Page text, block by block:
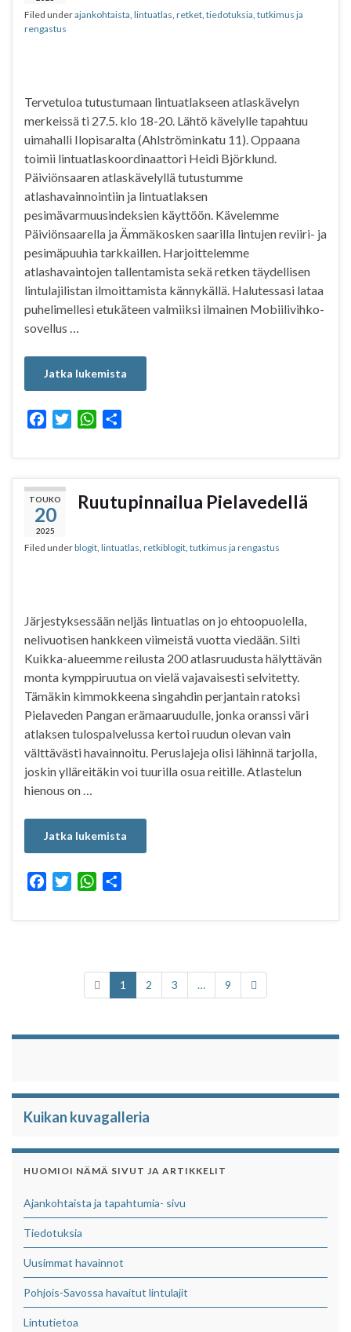
k
p
Filed underajankohtaista, lintuatlas, retket, tiedotuksia, tutkimus ja
rengastus
Tervetuloa tutustumaan lintuatlakseen atlaskävelyn
merkeissä ti 27.5. klo 18-20. Lähtö kävelylle tapahtuu
uimahalli Ilopisaralta (Ahlströminkatu 11). Oppaana
toimii lintuatlaskoordinaattori Heidi Björklund.
Päiviönsaaren atlaskävelyllä tutustumme
atlashavainnointiin ja lintuatlaksen
pesimävarmuusindeksien käyttöön. Kävelemme
Päiviönsaarella ja Ämmäkosken saarilla lintujen reviiri- ja
pesimäpuuhia tarkkaillen. Harjoittelemme
atlashavaintojen tallentamista sekä retken täydellisen
lintulajilistan ilmoittamista kännykällä. Halutessasi lataa
puhelimellesi etukäteen valmiiksi ilmainen Mobiilivihko-
sovellus …
Jatka lukemista
c
e
b
o
o
k
i
t
W
a
t
A
p
a
r
TOUKO
20
2025
Ruutupinnailua Pielavedellä
Filed underblogit, lintuatlas, retkiblogit, tutkimus ja rengastus
Järjestyksessään neljäs lintuatlas on jo ehtoopuolella,
nelivuotisen hankkeen viimeistä vuotta viedään. Silti
Kuikka-alueemme reilusta 200 atlasruudusta hälyttävän
monta kymppiruutua on vielä vajavaisesti selvitetty.
Tämäkin kimmokkeena singahdin perjantain ratoksi
Pielaveden Pangan erämaaruudulle, jonka oranssi väri
atlaksen tulospalvelussa kertoi ruudun olevan vain
välttävästi havainnoitu. Peruslajeja olisi lähinnä tarjolla,
joskin ylläreitäkin voi tuurilla osua reitille. Atlastelun
hienous on …
Jatka lukemista
c
i
W
a
A
p
a
1 2 3 … 9
Kuikan kuvagalleria
HUOMIOI NÄMÄ SIVUT JA ARTIKKELIT
Ajankohtaista ja tapahtumia- sivu
Tiedotuksia
Uusimmat havainnot
Pohjois-Savossa havaitut lintulajit
Lintutietoa